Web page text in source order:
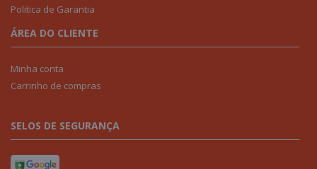
Politica de Garantia
ÁREA DO CLIENTE
Minha conta
Carrinho de compras
SELOS DE SEGURANÇA